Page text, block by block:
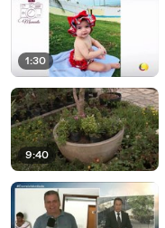
1:30
9:40